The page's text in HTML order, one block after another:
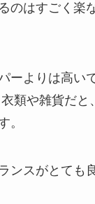
のはすごく楽
ーよりは高い
類や雑貨だと
。
ンスがとても